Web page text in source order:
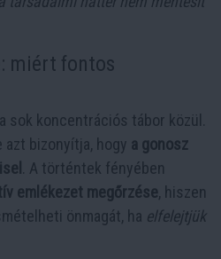
miért fontos
sok koncentrációs tábor közül.
bizonyítja, hogy a gonosz
. A történtek fényében
emlékezet megőrzése, hiszen
önmagát, ha elfelejtjük